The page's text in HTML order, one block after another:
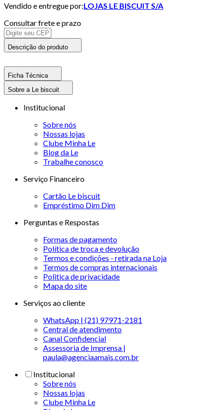
Vendido e entregue por:LOJAS LE BISCUIT S/A
Consultar frete e prazo
Descrição do produto
Ficha Técnica
Sobre a Le biscuit
Institucional
Sobre nós
Nossas lojas
Clube Minha Le
Blog da Le
Trabalhe conosco
Serviço Financeiro
Cartão Le biscuit
Empréstimo Dim Dim
Perguntas e Respostas
Formas de pagamento
Política de troca e devolução
Termos e condições - retirada na Loja
Termos de compras internacionais
Politica de privacidade
Mapa do site
Serviços ao cliente
WhatsApp | (21) 97971-2181
Central de atendimento
Canal Confidencial
Assessoria de Imprensa |
paula@agenciaamais.com.br
Institucional
Sobre nós
Nossas lojas
Clube Minha Le